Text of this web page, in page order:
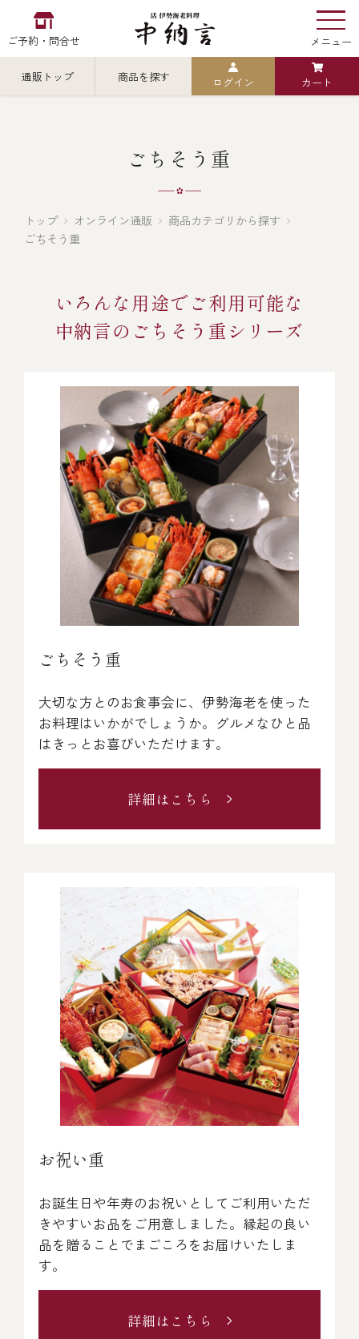
ご予約・問合せ メニュー
ご結婚式 1.5次会・
二次会
レストラン
(造り/焼物/蒸し/ボイル伊勢海老)
(ごちそう重/誕生日重/還暦重/お食い初め重)
(生おせち/おせち冷凍)
(中納言/鉄板焼ひかり)
弁当宅配・仕出し
鉄板焼 ひかり
製薬会社・MR
企業情報
プライバシーポリシー
サイトマップ
採用情報
ご意見・お問合せ
通販トップ 商品を探す
全ての商品を見る
蒸し
ボイル伊勢海老
ごちそう重
ごちそう重
還暦重
誕生日重
お食い初め重
全ての商品を見る
生おせち
おせち冷凍
海鮮鍋
海鮮ＢＢＱ
調味料
スープ・スープカレー
お味噌汁
レストラン商品
全ての商品を見る
伊勢海老料理（中納言厨房）
お弁当（冷凍）
価格で探す
～￥2,999
￥3,000～￥4,999
￥5,000～￥9,999
￥10,000～￥14,999
￥15,000～￥19,999
￥20,000～
ログイン カート
ごちそう重
トップ オンライン通販
商品カテゴリから探す
ごちそう重
いろんな用途でご利用可能な
中納言のごちそう重シリーズ
ごちそう重
大切な方とのお食事会に、伊勢海老を使った
お料理はいかがでしょうか。グルメなひと品
はきっとお喜びいただけます。
詳細はこちら
お祝い重
お誕生日や年寿のお祝いとしてご利用いただ
きやすいお品をご用意しました。縁起の良い
品を贈ることでまごころをお届けいたしま
す。
詳細はこちら